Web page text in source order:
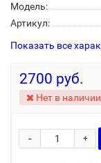
Модель:
Артикул:
Показать все
2700 руб.
Нет в наличии
+
-